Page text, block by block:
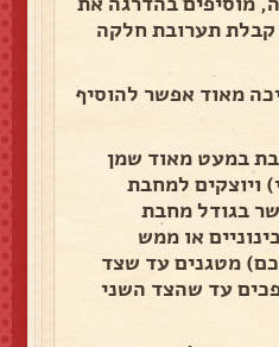
תערובת חלקה
מאוד אפשר להוסיף
במעט מאוד שמן
ויוצקים למחבת
בגודל מחבת
או ממש
מטגנים עד שצד
עד שהצד השני